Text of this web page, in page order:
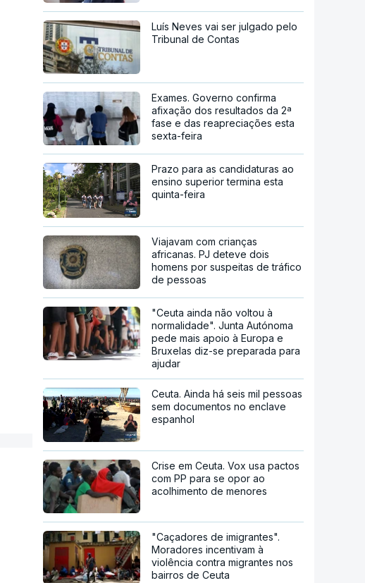
Luís Neves vai ser julgado pelo
Tribunal de Contas
Exames. Governo confirma
afixação dos resultados da 2ª
fase e das reapreciações esta
sexta-feira
Prazo para as candidaturas ao
ensino superior termina esta
quinta-feira
Viajavam com crianças
africanas. PJ deteve dois
homens por suspeitas de tráfico
de pessoas
"Ceuta ainda não voltou à
normalidade". Junta Autónoma
pede mais apoio à Europa e
Bruxelas diz-se preparada para
ajudar
Ceuta. Ainda há seis mil pessoas
sem documentos no enclave
espanhol
Crise em Ceuta. Vox usa pactos
com PP para se opor ao
acolhimento de menores
"Caçadores de imigrantes".
Moradores incentivam à
violência contra migrantes nos
bairros de Ceuta